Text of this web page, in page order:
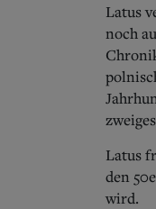
Latus
noch
Latus
den
wird.